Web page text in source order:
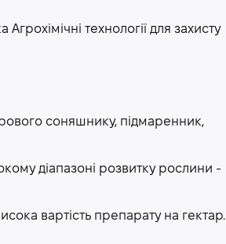
технології для захисту
соняшнику, підмаренник,
діапазоні розвитку рослини -
вартість препарату на гектар.